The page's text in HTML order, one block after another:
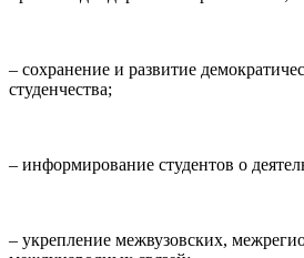
– сохранение и развитие
студенчества;
– информирование студентов о
– укрепление межвузовских,